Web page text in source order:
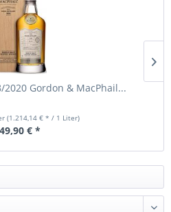
2020 Gordon & MacPhail...
(1.214,14 € * / 1 Liter)
€ *